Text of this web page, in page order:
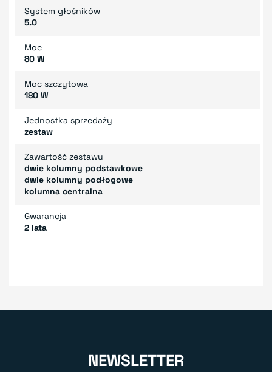
System głośników
5.0
Moc
80 W
Moc szczytowa
180 W
Jednostka sprzedaży
zestaw
Zawartość zestawu
dwie kolumny podstawkowe
dwie kolumny podłogowe
kolumna centralna
Gwarancja
2 lata
NEWSLETTER